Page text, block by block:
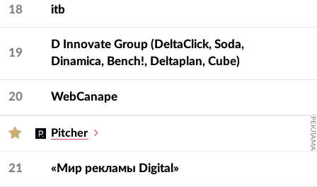
18 itb
19
D Innovate Group (DeltaClick, Soda,
Dinamica, Bench!, Deltaplan, Cube)
20 WebCanape
Pitcher РЕКЛАМА
21 «Мир рекламы Digital»